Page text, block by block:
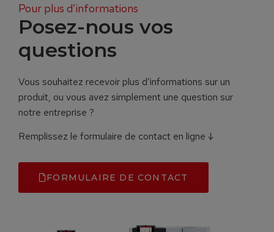
Pour plus d’informations
Posez-nous vos
questions
Vous souhaitez recevoir plus d’informations sur un
produit, ou vous avez simplement une question sur
notre entreprise ?
Remplissez le formulaire de contact en ligne ↓
FORMULAIRE DE CONTACT